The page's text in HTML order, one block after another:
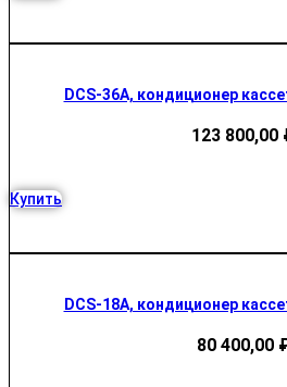
DCS-36A, кондиционер
123 800,00
Купить
DCS-18A, кондиционер
80 400,00